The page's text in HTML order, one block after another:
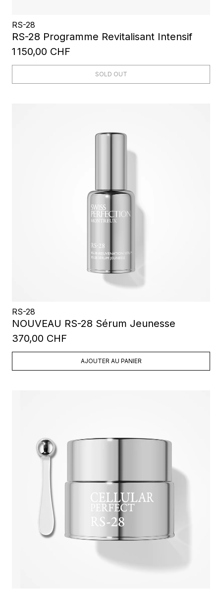
RS-28
RS-28 Programme Revitalisant Intensif
1 150,00 CHF
SOLD OUT
RS-28
NOUVEAU RS-28 Sérum Jeunesse
370,00 CHF
AJOUTER AU PANIER